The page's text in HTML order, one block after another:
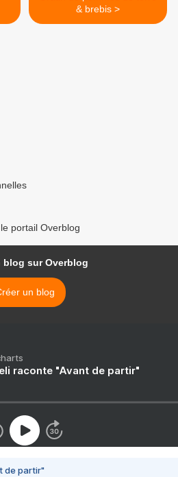
& brebis >
portail Overblog
blog sur Overblog
un blog
raconte "Avant de partir"
de partir"